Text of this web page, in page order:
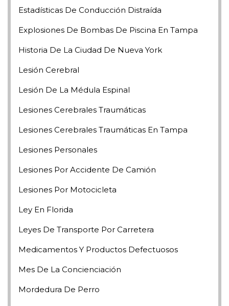
Estadísticas De Conducción Distraída
Explosiones De Bombas De Piscina En Tampa
Historia De La Ciudad De Nueva York
Lesión Cerebral
Lesión De La Médula Espinal
Lesiones Cerebrales Traumáticas
Lesiones Cerebrales Traumáticas En Tampa
Lesiones Personales
Lesiones Por Accidente De Camión
Lesiones Por Motocicleta
Ley En Florida
Leyes De Transporte Por Carretera
Medicamentos Y Productos Defectuosos
Mes De La Concienciación
Mordedura De Perro